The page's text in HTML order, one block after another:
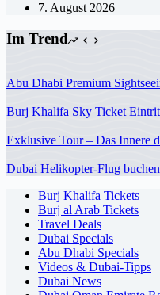
7. August 2026
Im Trend
Abu Dhabi Premium
Burj Khalifa Sky Ticket
Exklusive Tour – Das Innere
Dubai Helikopter-Flug
Burj Khalifa Tickets
Burj al Arab Tickets
Travel Deals
Dubai Specials
Abu Dhabi Specials
Videos & Dubai-Tipps
Dubai News